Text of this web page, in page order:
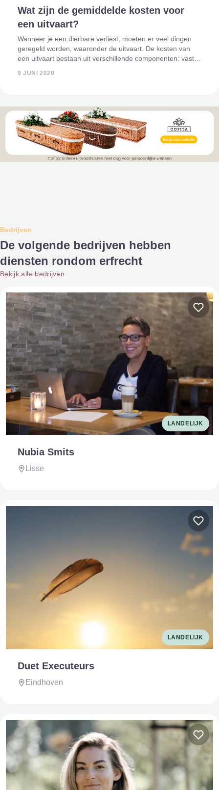
Wat zijn de gemiddelde kosten voor
een uitvaart?
Wanneer je een dierbare verliest, moeten er veel dingen
geregeld worden, waaronder de uitvaart. De kosten van
een uitvaart bestaan uit verschillende componenten: vaste
9 JUNI 2020
Bedrijven
De volgende bedrijven hebben
diensten rondom erfrecht
Bekijk alle bedrijven
LANDELIJK
Nubia Smits
Lisse
LANDELIJK
Duet Executeurs
Eindhoven